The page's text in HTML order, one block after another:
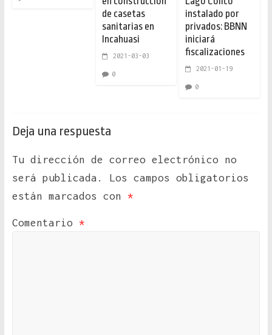
de casetas
sanitarias en
Incahuasi
2021-03-03
0
instalado por
privados: BBNN
iniciará
fiscalizaciones
2021-01-19
0
Deja una respuesta
Tu dirección de correo electrónico no
será publicada.
Los campos obligatorios
están marcados con *
Comentario *